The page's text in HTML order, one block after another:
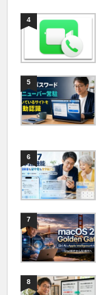
4
5
6
7
8